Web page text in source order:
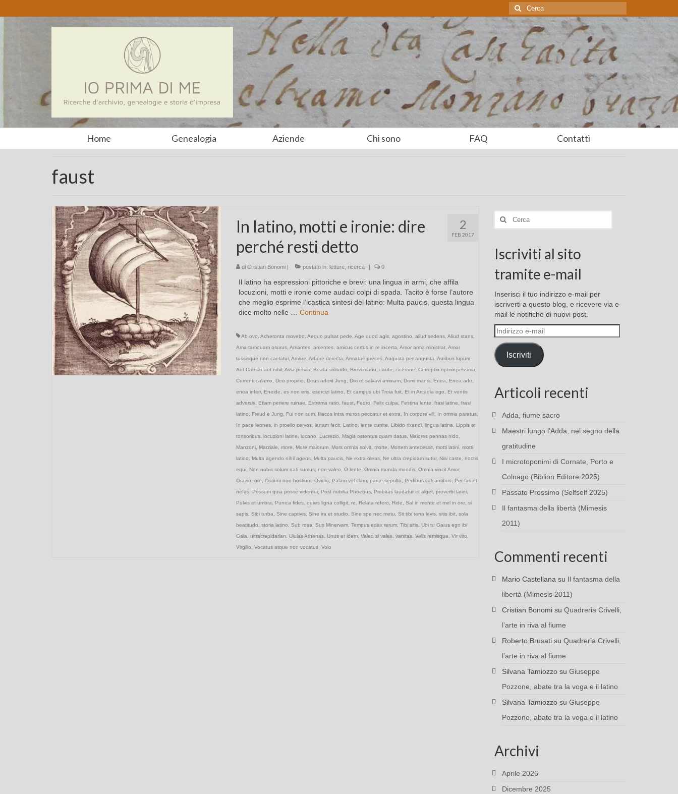
Cerca:
Home Genealogia Aziende Chi sono FAQ Contatti
faust
2
FEB 2017
In latino, motti e ironie: dire
perché resti detto
di Cristian Bonomi| postato in: letture, ricerca | 0
Il latino ha espressioni pittoriche e brevi: una lingua in armi, che affila
locuzioni, motti e ironie come audaci colpi di spada. Tacito è forse l’autore
che meglio esprime l’icastica sintesi del latino: Multa paucis, questa lingua
dice molto nelle … Continua
Ab ovo Acheronta movebo Aequo pulsat pede Age quod agis, agostino aliud sedens, Aliud stans,
Ama tamquam osurus, Amantes, amentes, amicus certus in re incerta Amor arma ministrat, Amor
tussisque non caelatur, Amore Arbore deiecta Armatae preces, Augusta per angusta Auribus lupum,
Aut Caesar aut nihil, Avia pervia Beata solitudo Brevi manu caute cicerone Corruptio optimi pessima
Currenti calamo
Deo propitio Deus aderit Jung Dixi et salvavi animam, Domi mansi, Enea Enea ade
enea inferi, Eneide es non eris, esercizi latino Et campus ubi Troia fuit, Et in Arcadia ego
Et ventis
adversis, Etiam periere ruinae Extrema ratio faust, Fedro Felix culpa Festina lente frasi latine
frasi
latino
Freud e Jung Fui non sum, Iliacos intra muros peccatur et extra In corpore vili, In omnia paratus,
In pace leones, in proelio cervos, lanam fecit, Latino lente currite Libido rixandi, lingua latina
Lippis et
tonsoribus, locuzioni latine lucano Lucrezio Magis ostentus quam datus, Maiores pennas nido
Manzoni, Marziale more More maiorum, Mors omnia solvit, morte Mortem antecessit, motti latini, motti
latino
Multa agendo nihil agens, Multa paucis, Ne extra oleas, Ne ultra crepidam sutor, Nisi caste
noctis
equi, Non nobis solum nati sumus, non valeo O lente Omnia munda mundis, Omnia vincit Amor,
Orazio
ore Ostium non hostium, Ovidio Palam vel clam, parce sepulto Pedibus calcantibus,
Per fas et
nefas, Possum quia posse videntur, Post nubilia Phoebus, Probitas laudatur et alget, proverbi latini,
Pulvis et umbra
Punica fides, quivis ligna colligit, re Relata refero Ride Sal in mente et mel in ore
si
sapis, Sibi turba Sine captivis, Sine ira et studio Sine spe nec metu Sit tibi terra levis, sitis ibit, sola
beatitudo
storia latino Sub rosa Sus Minervam, Tempus edax rerum, Tibi sitis, Ubi tu Gaius ego ibi
Gaia
ultracrepidarian Ululas Athenas, Unus et idem, Valeo si vales, vanitas, Velis remisque Vir viro
Virgilio
Vocatus atque non vocatus, Volo
Cerca:
Iscriviti al sito
tramite e-mail
Inserisci il tuo indirizzo e-mail per
iscriverti a questo blog, e ricevere via e-
mail le notifiche di nuovi post.
Indirizzo
e-
mail
Iscriviti
Articoli recenti
Adda, fiume sacro
Maestri lungo l’Adda, nel segno della
gratitudine
I microtoponimi di Cornate, Porto e
Colnago (Biblion Editore 2025)
Passato Prossimo (Selfself 2025)
Il fantasma della libertà (Mimesis
2011)
Commenti recenti
Mario Castellana su Il fantasma della
libertà (Mimesis 2011)
Cristian Bonomisu Quadreria Crivelli,
l’arte in riva al fiume
Roberto Brusatisu Quadreria Crivelli,
l’arte in riva al fiume
Silvana Tamiozzosu Giuseppe
Pozzone, abate tra la voga e il latino
Silvana Tamiozzosu Giuseppe
Pozzone, abate tra la voga e il latino
Archivi
Aprile 2026
Dicembre 2025